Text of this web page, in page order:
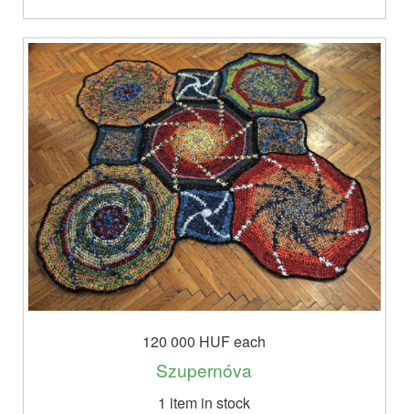
120 000 HUFeach
Szupernóva
1 item in stock